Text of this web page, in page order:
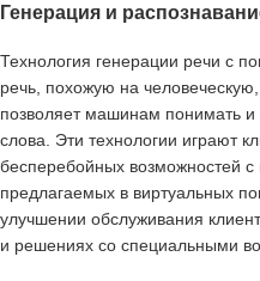
Генерация и
Технология генерации речи с
речь, похожую на
позволяет машинам понимать
слова. Эти технологии играют
бесперебойных возможностей с
предлагаемых в виртуальных
улучшении обслуживания
и решениях со специальными